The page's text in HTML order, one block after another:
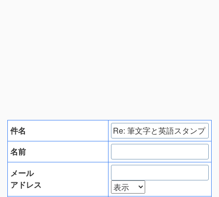
件名
名前
メール
アドレス